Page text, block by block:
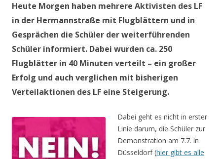
Heute Morgen haben mehrere Aktivisten des LF
in der Hermannstraße mit Flugblättern und in
Gesprächen die Schüler der weiterführenden
Schüler informiert. Dabei wurden ca. 250
Flugblätter in 40 Minuten verteilt – ein großer
Erfolg und auch verglichen mit bisherigen
Verteilaktionen des LF eine Steigerung.
Dabei geht es nicht in erster
Linie darum, die Schüler zur
Demonstration am 7.7. in
Düsseldorf (hier gibt es alle